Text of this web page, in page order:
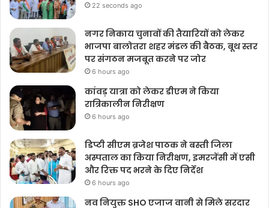
22 seconds ago
नगर निकाय चुनावों की तैयारियों को लेकर
भाजपा बालोतरा शहर मंडल की बैठक, बूथ स्तर
पर संगठन मजबूत करने पर जोर
6 hours ago
कांवड़ यात्रा को लेकर डीएम ने किया
रात्रिकालीन निरीक्षण
6 hours ago
डिप्टी सीएम ब्रजेश पाठक ने बस्ती जिला
अस्पताल का किया निरीक्षण, इमरजेंसी में एसी
और रिक्त पद भरने के दिए निर्देश
6 hours ago
नव नियुक्त SHO एजाज वानी से मिले सरदार